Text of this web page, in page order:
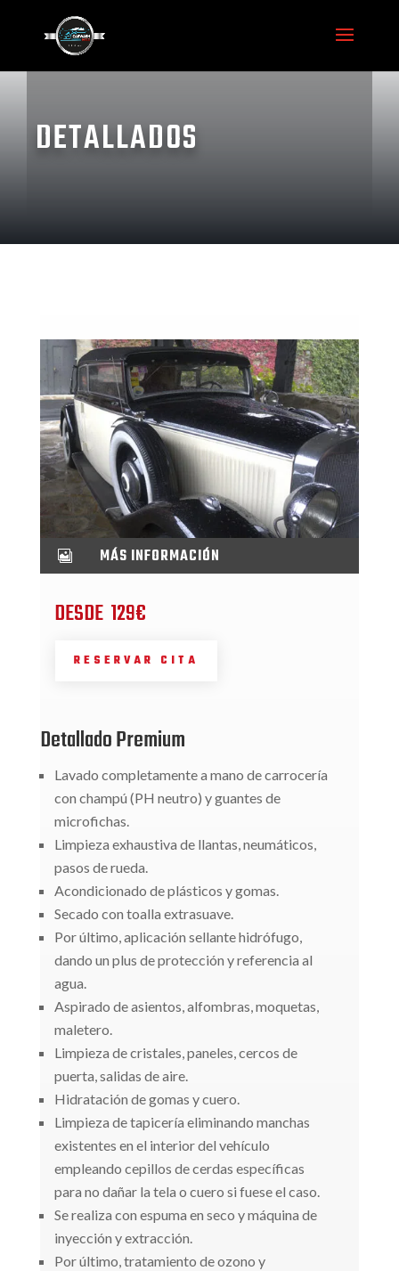
DETALLADOS
 MÁS INFORMACIÓN
DESDE 129€
RESERVAR CITA
Detallado Premium
Lavado completamente a mano de carrocería
con champú (PH neutro) y guantes de
microfichas.
Limpieza exhaustiva de llantas, neumáticos,
pasos de rueda.
Acondicionado de plásticos y gomas.
Secado con toalla extrasuave.
Por último, aplicación sellante hidrófugo,
dando un plus de protección y referencia al
agua.
Aspirado de asientos, alfombras, moquetas,
maletero.
Limpieza de cristales, paneles, cercos de
puerta, salidas de aire.
Hidratación de gomas y cuero.
Limpieza de tapicería eliminando manchas
existentes en el interior del vehículo
empleando cepillos de cerdas específicas
para no dañar la tela o cuero si fuese el caso.
Se realiza con espuma en seco y máquina de
inyección y extracción.
Por último, tratamiento de ozono y